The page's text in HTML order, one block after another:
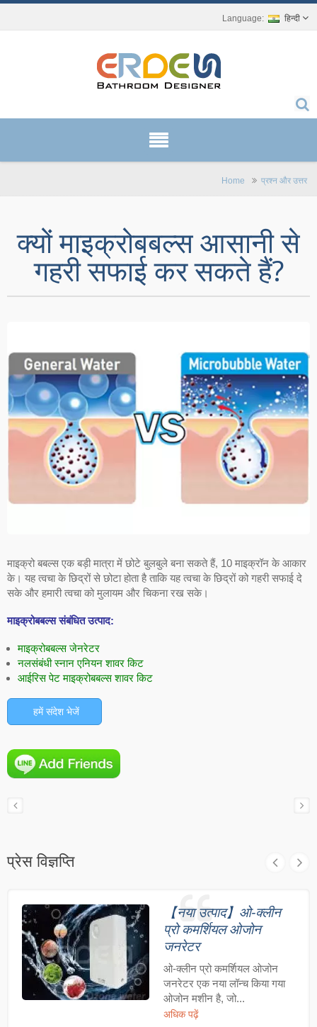
हिन्दी
Home प्रश्न और उत्तर
क्यों माइक्रोबबल्स आसानी से
गहरी सफाई कर सकते हैं?
माइक्रो बबल्स एक बड़ी मात्रा में छोटे बुलबुले बना सकते हैं, 10 माइक्रॉन के आकार
के। यह त्वचा के छिद्रों से छोटा होता है ताकि यह त्वचा के छिद्रों को गहरी सफाई दे
सके और हमारी त्वचा को मुलायम और चिकना रख सके।
माइक्रोबबल्स संबंधित उत्पाद:
माइक्रोबबल्स जेनरेटर
नलसंबंधी स्नान एनियन शावर किट
आईरिस पेट माइक्रोबबल्स शावर किट
हमें संदेश भेजें
प्रेस विज्ञप्ति
【नया उत्पाद】ओ-क्लीन
प्रो कमर्शियल ओजोन
जनरेटर
ओ-क्लीन प्रो कमर्शियल ओजोन
जनरेटर एक नया लॉन्च किया गया
ओजोन मशीन है, जो...
अधिक पढ़ें